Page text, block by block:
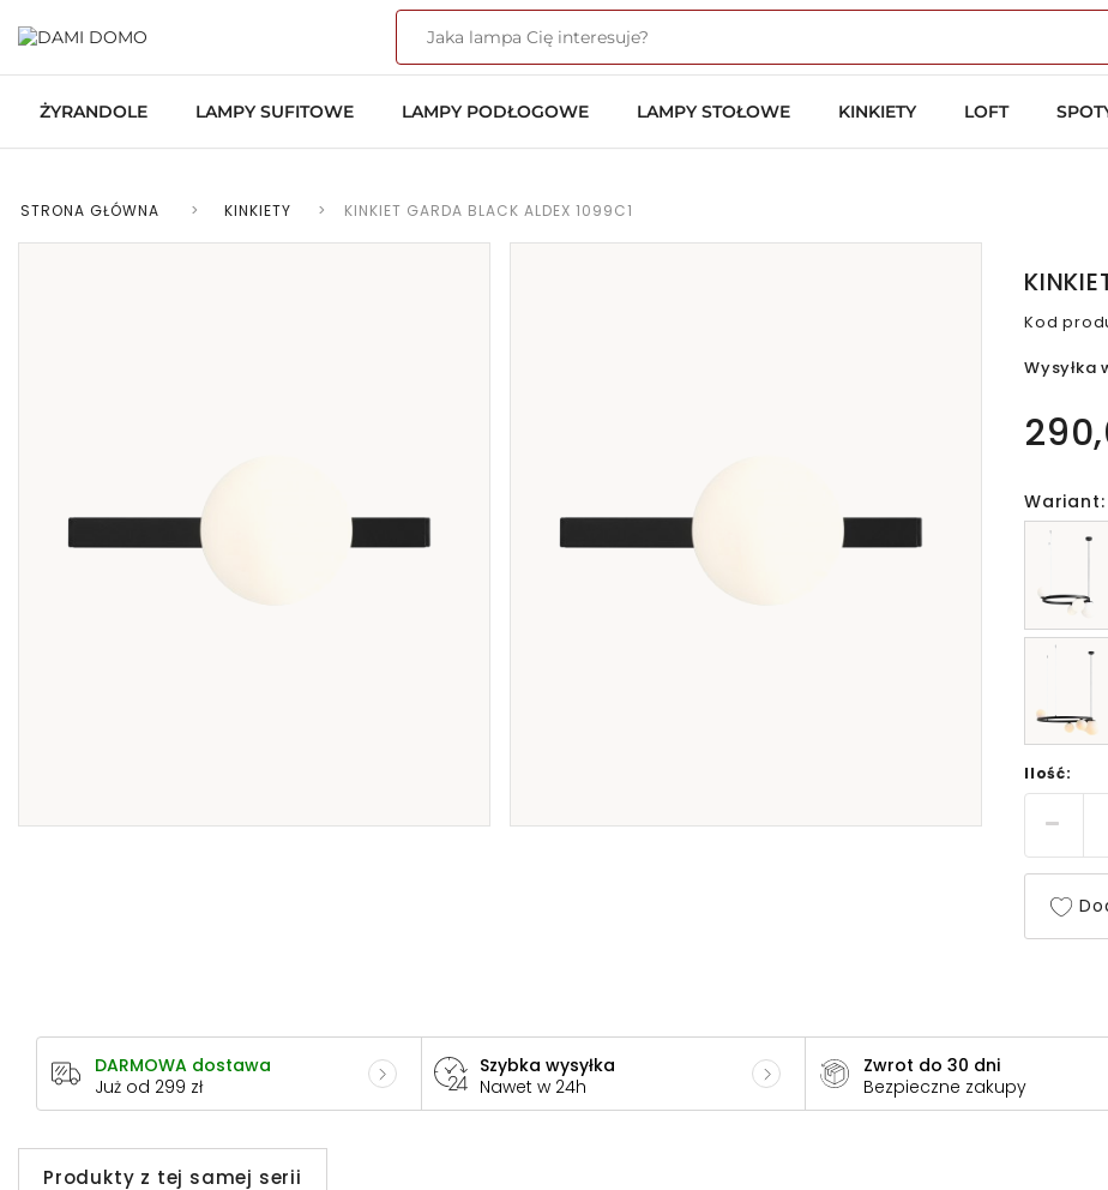
ŻYRANDOLE LAMPY SUFITOWE LAMPY PODŁOGOWE LAMPY STOŁOWE KINKIETY LOFT
STRONA GŁÓWNA > KINKIETY > KINKIET GARDA BLACK ALDEX 1099C1
Kod
Wysyłka
Wariant:
Ilość:
DARMOWA dostawa
Już od 299 zł
Szybka wysyłka
Nawet w 24h
Zwrot do 30 dni
Bezpieczne zakupy
Produkty z tej samej serii